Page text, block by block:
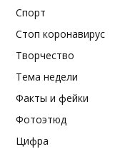
Спорт
Стоп коронавирус
Творчество
Тема недели
Факты и фейки
Фотоэтюд
Цифра